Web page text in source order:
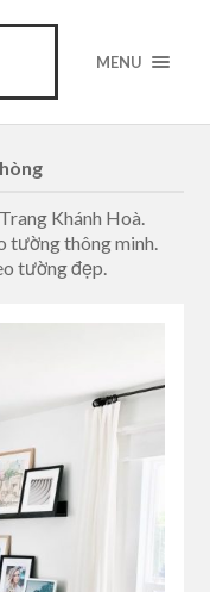
MENU
Khánh Hoà.
tường thông minh.
tường đẹp.